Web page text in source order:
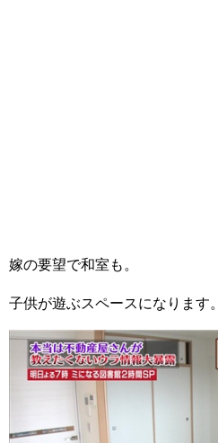
嫁の要望で和室も。
子供が遊ぶスペースになります。